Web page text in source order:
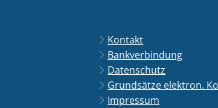
Kontakt
Bankverbindung
Datenschutz
Grundsätze elektron.
Impressum